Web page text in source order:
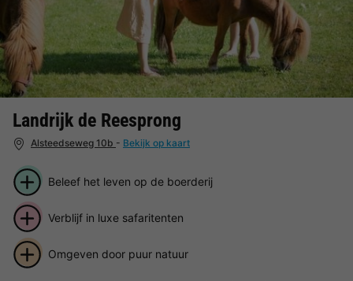
Landrijk de Reesprong
Alsteedseweg 10b - Bekijk op kaart
Beleef het leven op de boerderij
Verblijf in luxe safaritenten
Omgeven door puur natuur